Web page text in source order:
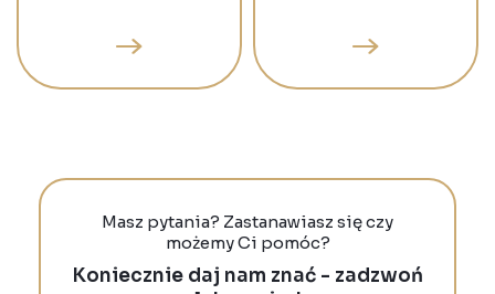
Masz pytania? Zastanawiasz się czy
możemy Ci pomóc?
Koniecznie daj nam znać - zadzwoń